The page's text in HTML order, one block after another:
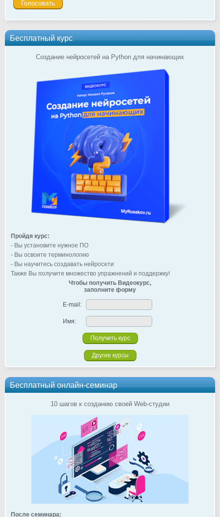
Бесплатный курс
Создание нейросетей на Python для начинающих
Пройдя курс:
- Вы установите нужное ПО
- Вы освоите терминологию
- Вы научитесь создавать нейросети
Также Вы получите множество упражнений и поддержку!
Чтобы получить Видеокурс,
заполните форму
E-mail:
Имя:
Другие курсы
Бесплатный онлайн-семинар
10 шагов к созданию своей Web-студии
После семинара: